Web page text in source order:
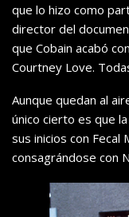
que lo hizo como
director del
que Cobain acabó
Courtney Love.
Aunque quedan al
único cierto es que
sus inicios con
consagrándose con